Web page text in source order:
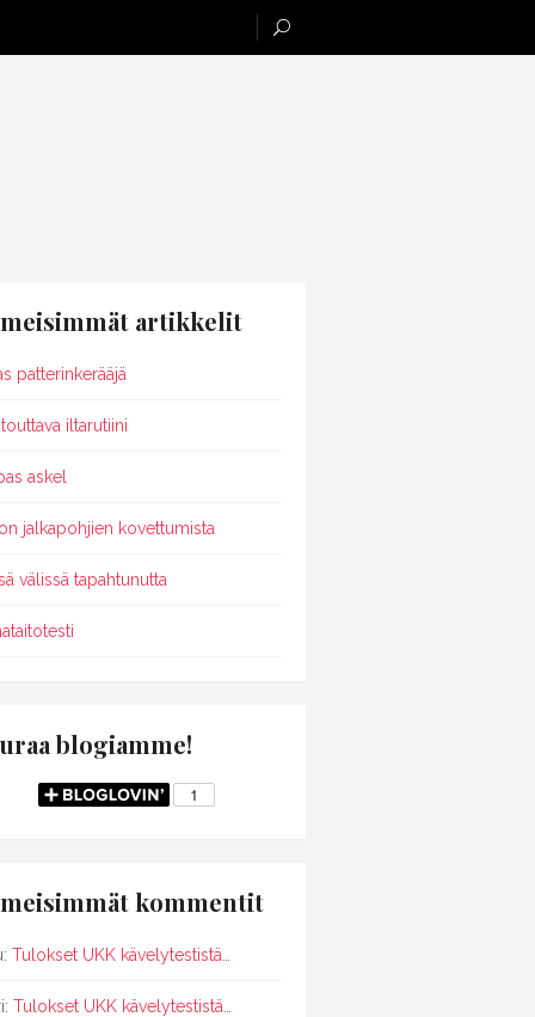
artikkelit
patterinkerääjä
iltarutiini
askel
jalkapohjien kovettumista
välissä tapahtunutta
blogiamme!
kommentit
: Tulokset UKK kävelytestistä…
: Tulokset UKK kävelytestistä…